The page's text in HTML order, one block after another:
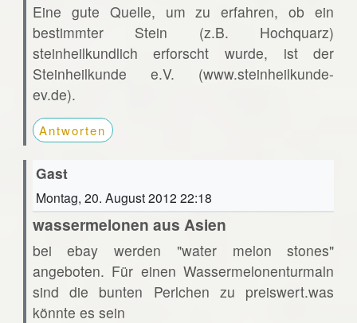
Eine gute Quelle, um zu erfahren, ob ein
bestimmter Stein (z.B. Hochquarz)
steinheilkundlich erforscht wurde, ist der
Steinheilkunde e.V. (www.steinheilkunde-
ev.de).
Antworten
Gast
Montag, 20. August 2012 22:18
wassermelonen aus Asien
bei ebay werden "water melon stones"
angeboten. Für einen Wassermelonenturmaln
sind die bunten Perlchen zu preiswert.was
könnte es sein